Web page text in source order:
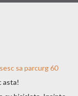
sa parcurg 60
asta!